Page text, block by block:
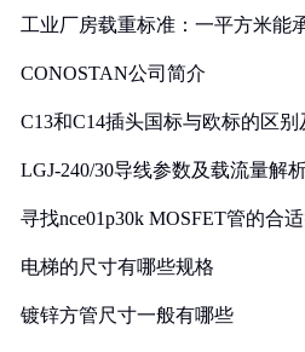
工业厂房载重标准：一平方米能
CONOSTAN公司简介
C13和C14插头国标与欧标的区
LGJ-240/30导线参数及载流量解
寻找nce01p30k MOSFET管的合
电梯的尺寸有哪些规格
镀锌方管尺寸一般有哪些